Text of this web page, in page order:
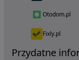
Otodom.pl
Fixly.pl
Przydatne